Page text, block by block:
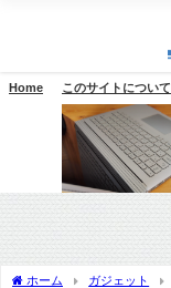
Home このサイトについて
ホーム ガジェット